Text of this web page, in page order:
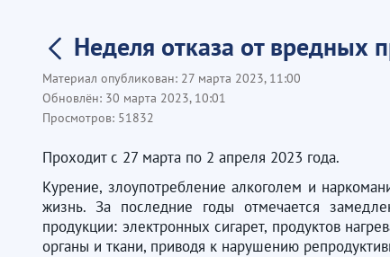
Неделя отказа от вредных
Материал опубликован: 27 марта 2023, 11:00
Обновлён: 30 марта 2023, 10:01
Просмотров: 51832
Проходит с 27 марта по 2 апреля 2023 года.
Курение, злоупотребление алкоголем и
жизнь. За последние годы отмечается
продукции: электронных сигарет, продуктов
органы и ткани, приводя к нарушению